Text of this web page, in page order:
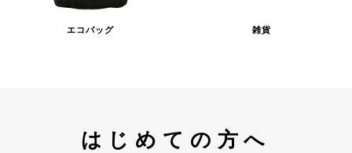
エコバッグ 雑貨
はじめての方へ